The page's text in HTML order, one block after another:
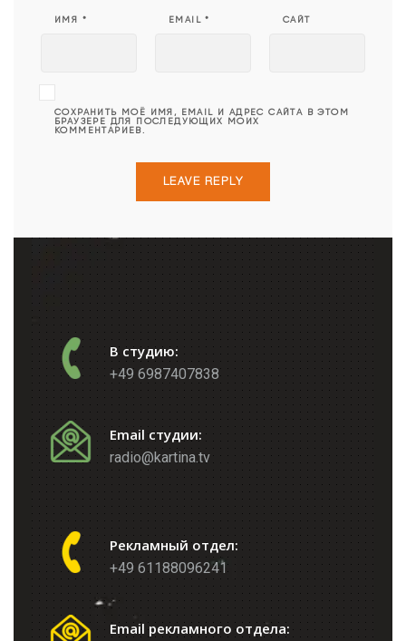
ИМЯ * EMAIL* САЙТ
СОХРАНИТЬ МОЁ ИМЯ, EMAIL И АДРЕС САЙТА В ЭТОМ
БРАУЗЕРЕ ДЛЯ ПОСЛЕДУЮЩИХ МОИХ
КОММЕНТАРИЕВ.
В студию:
+49 6987407838
Email студии:
radio@kartina.tv
Рекламный отдел:
+49 61188096241
Email рекламного отдела: